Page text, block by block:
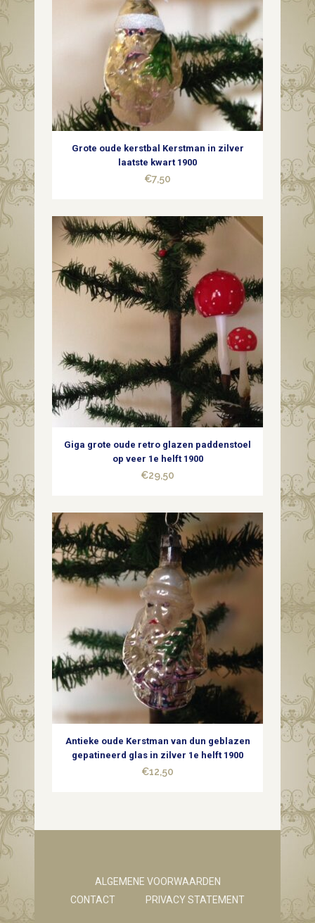
Grote oude kerstbal Kerstman in zilver
laatste kwart 1900
€7,50
Giga grote oude retro glazen paddenstoel
op veer 1e helft 1900
€29,50
Antieke oude Kerstman van dun geblazen
gepatineerd glas in zilver 1e helft 1900
€12,50
ALGEMENE VOORWAARDEN
CONTACT
PRIVACY STATEMENT